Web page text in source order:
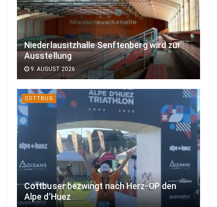
Niederlausitzhalle Senftenberg wird zur
Ausstellung
9. AUGUST 2026
COTTBUS
Cottbuser bezwingt nach Herz-OP den
Alpe d’Huez